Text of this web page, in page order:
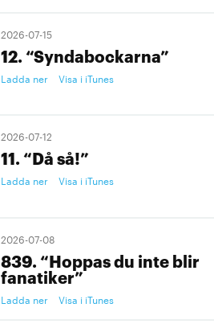
2026-07-15
12. “Syndabockarna”
Ladda ner Visa i iTunes
2026-07-12
11. “Då så!”
Ladda ner Visa i iTunes
2026-07-08
839. “Hoppas du inte blir
fanatiker”
Ladda ner Visa i iTunes